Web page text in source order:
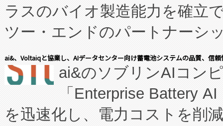
ラスのバイオ製造能力を確立
ツー・エンドのパートナーシ
表しました。 同社の実績ある
manufacturing™ (FCCM™) プ
たNeXは、バイオ医薬品製造
従来のフェッドバッチ施設の
ai&、Voltaiqと協業し、AIデータセンター向け蓄電池システムの品質、信
ai&のソブリンAIコン
「Enterprise Battery
を迅速化し、電力コストを削